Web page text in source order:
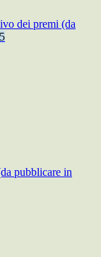
dei premi (da
5
pubblicare in